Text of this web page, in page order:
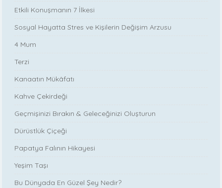
Etkili Konuşmanın 7 İlkesi
Sosyal Hayatta Stres ve Kişilerin Değişim Arzusu
4 Mum
Terzi
Kanaatın Mükâfatı
Kahve Çekirdeği
Geçmişinizi Bırakın & Geleceğinizi Oluşturun
Dürüstlük Çiçeği
Papatya Falının Hikayesi
Yeşim Taşı
Bu Dünyada En Güzel Şey Nedir?